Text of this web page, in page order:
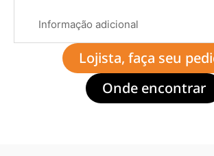
Informação adicional
Lojista, faça seu
Onde encontrar